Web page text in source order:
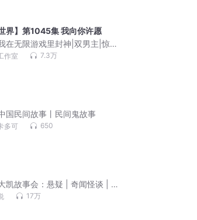
世界】第1045集 我向你许愿
在无限游戏里封神|双男主|惊
椒|边江工作室|徐宇隆|无限流|
作室 7.3万
国民间故事丨民间鬼故事
多可 650
凯故事会：悬疑 | 奇闻怪谈 | 鬼
怖故事17万